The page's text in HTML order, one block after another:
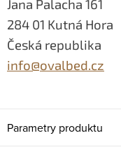
Jana Palacha 161
284 01 Kutná Hora
Česká republika
info@ovalbed.cz
Parametry produktu